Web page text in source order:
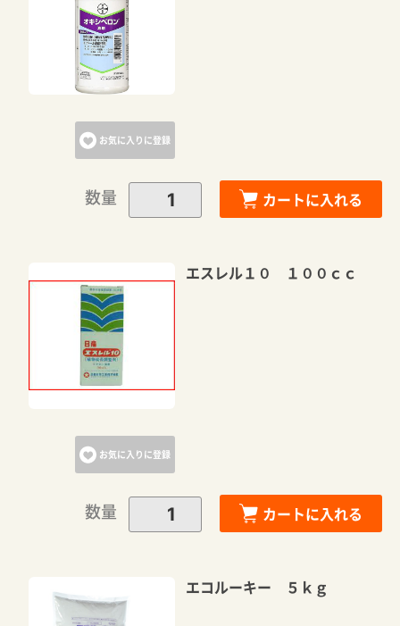
お気に入りに登録
数量 カートに入れる
お気に入りに登録
エスレル１０ １００ｃｃ
数量 カートに入れる
エコルーキー ５ｋｇ